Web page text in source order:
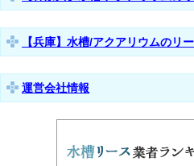
【兵庫】水槽/アクアリウムのリ
運営会社情報